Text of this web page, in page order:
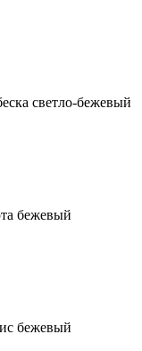
светло-бежевый
бежевый
бежевый